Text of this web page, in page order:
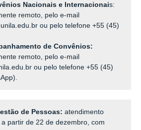
Nacionais e Internacionais:
remoto, pelo e-mail
ou pelo telefone +55 (45)
de Convênios:
remoto, pelo e-mail
ou pelo telefone +55 (45)
de Pessoas: atendimento
partir de 22 de dezembro, com